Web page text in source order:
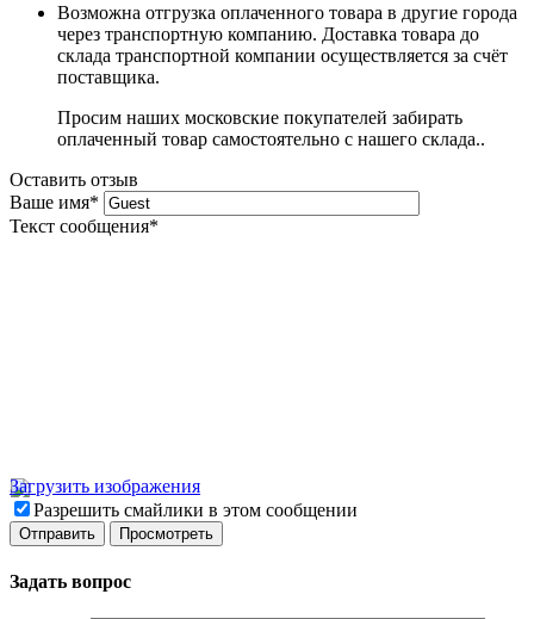
Возможна отгрузка оплаченного товара в другие города
через транспортную компанию. Доставка товара до
склада транспортной компании осуществляется за счёт
поставщика.
Просим наших московские покупателей забирать
оплаченный товар самостоятельно с нашего склада..
Оставить отзыв
Ваше имя*
Текст сообщения*
Загрузить изображения
Разрешить смайлики в этом сообщении
Задать вопрос